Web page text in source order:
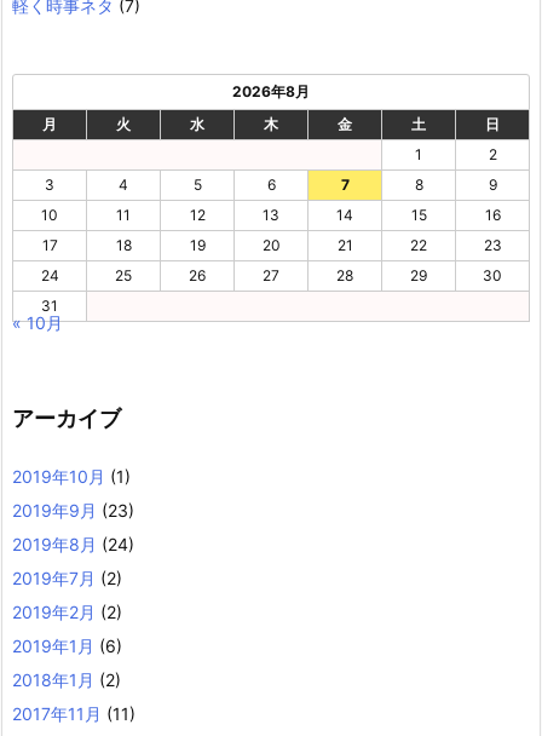
軽く時事ネタ (7)
2026年8月
月
火 水 木 金 土
日
1
2
3
4 5 6 7 8
9
10
11 12 13 14 15
16
17
18 19 20 21 22
23
24
25 26 27 28 29
30
31
« 10月
アーカイブ
2019年10月 (1)
2019年9月 (23)
2019年8月 (24)
2019年7月 (2)
2019年2月 (2)
2019年1月 (6)
2018年1月 (2)
2017年11月 (11)